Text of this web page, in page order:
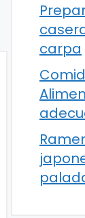
carpa